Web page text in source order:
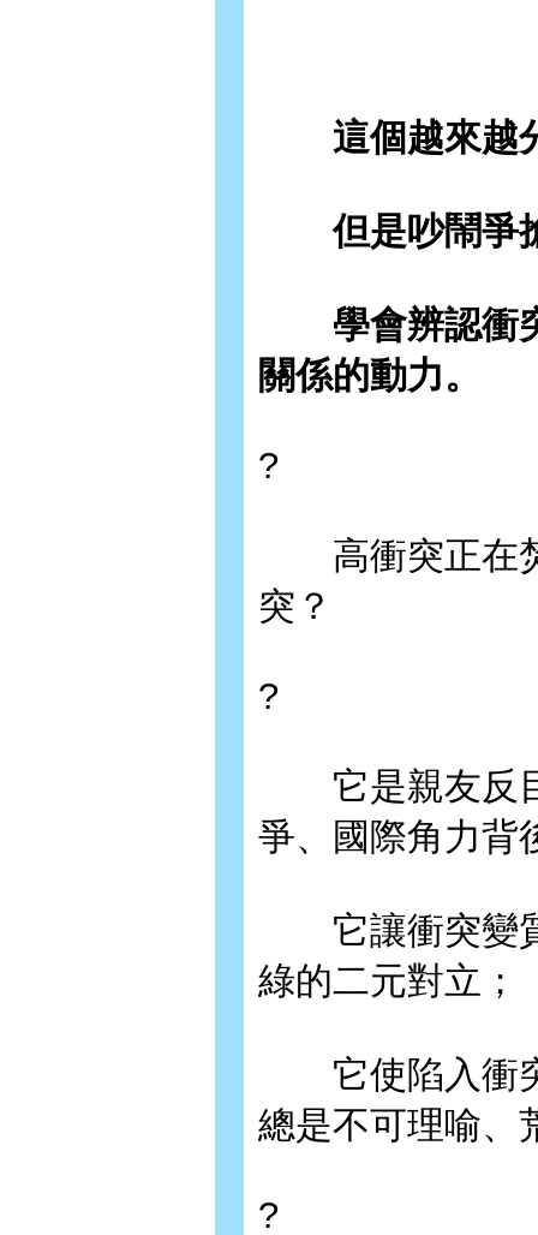
這個越來越分
但是吵鬧爭搶
學會辨認衝突
關係的動力。
?
高衝突正在焚
突？
?
它是親友反目
爭、國際角力背
它讓衝突變質
綠的二元對立；
它使陷入衝突
總是不可理喻、
?